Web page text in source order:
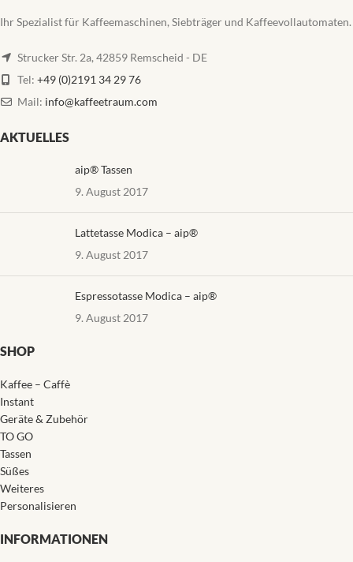
Ihr Spezialist für Kaffeemaschinen, Siebträger und Kaffeevollautomaten.
Strucker Str. 2a, 42859 Remscheid - DE
Tel: +49 (0)2191 34 29 76
Mail: info@kaffeetraum.com
AKTUELLES
aip® Tassen
9. August 2017
Lattetasse Modica – aip®
9. August 2017
Espressotasse Modica – aip®
9. August 2017
SHOP
Kaffee – Caffè
Instant
Geräte & Zubehör
TO GO
Tassen
Süßes
Weiteres
Personalisieren
INFORMATIONEN